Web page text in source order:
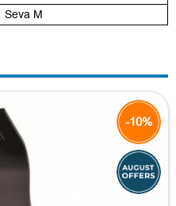
Seva M
-10%